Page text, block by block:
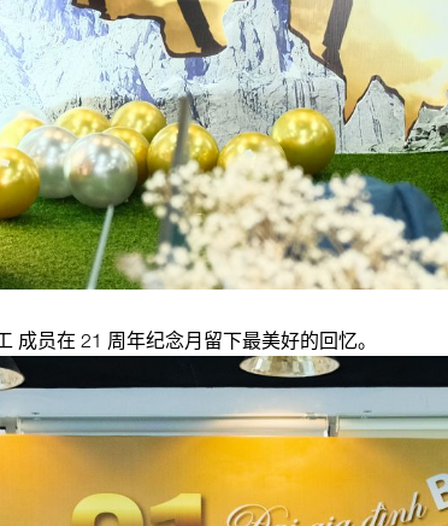
员在 21 周年纪念月留下最美好的回忆。